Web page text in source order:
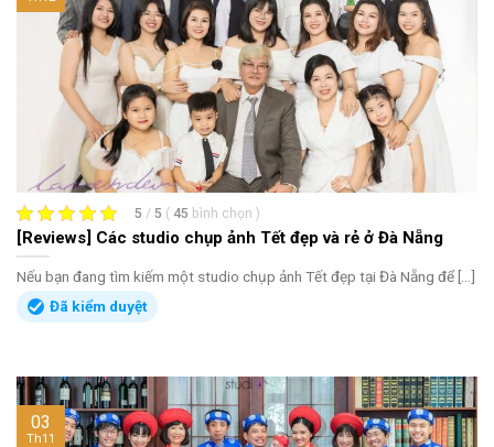
5 / 5 ( 45 bình chọn )
[Reviews] Các studio chụp ảnh Tết đẹp và rẻ ở Đà Nẵng
Nếu bạn đang tìm kiếm một studio chụp ảnh Tết đẹp tại Đà Nẵng để [...]
Đã kiểm duyệt
03
Th11